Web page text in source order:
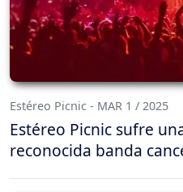
Estéreo Picnic - MAR 1 / 2025
Estéreo Picnic sufre
reconocida banda